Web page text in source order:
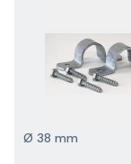
Ø 38 mm